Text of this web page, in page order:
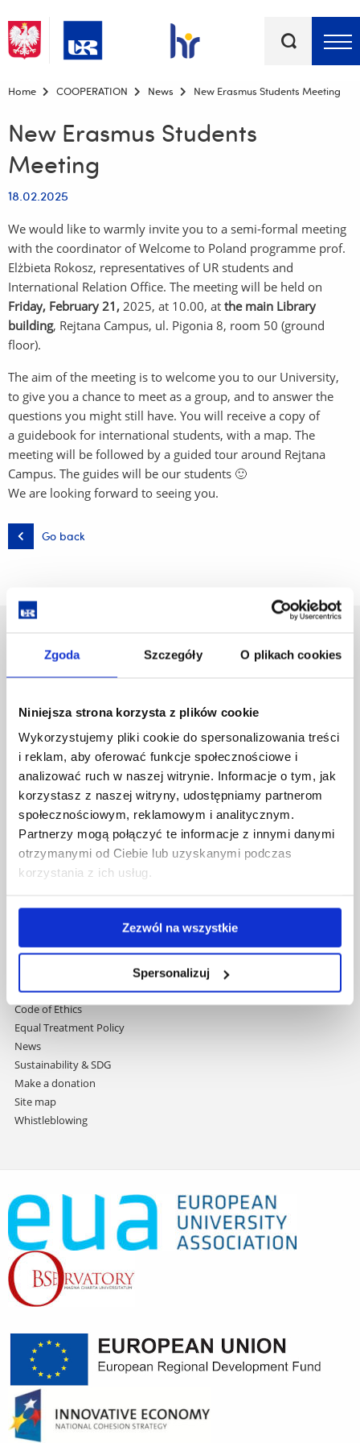
Zgoda Szczegóły O plikach cookies
Niniejsza strona korzysta z plików cookie
Wykorzystujemy pliki cookie do spersonalizowania treści
i reklam, aby oferować funkcje społecznościowe i
analizować ruch w naszej witrynie. Informacje o tym, jak
korzystasz z naszej witryny, udostępniamy partnerom
społecznościowym, reklamowym i analitycznym.
Partnerzy mogą połączyć te informacje z innymi danymi
otrzymanymi od Ciebie lub uzyskanymi podczas
korzystania z ich usług.
Zezwól na wszystkie
Spersonalizuj
Top bar menu
Home COOPERATION News New Erasmus Students Meeting
New Erasmus Students
Meeting
18.02.2025
We would like to warmly invite you to a semi-formal meeting
with the coordinator of Welcome to Poland programme prof.
Elżbieta Rokosz, representatives of UR students and
International Relation Office. The meeting will be held on
Friday, February 21, 2025, at 10.00, at the main Library
building, Rejtana Campus, ul. Pigonia 8, room 50 (ground
floor).
The aim of the meeting is to welcome you to our University,
to give you a chance to meet as a group, and to answer the
questions you might still have. You will receive a copy of
a guidebook for international students, with a map. The
meeting will be followed by a guided tour around Rejtana
Campus. The guides will be our students 🙂
We are looking forward to seeing you.
Go back
Al. Tadeusza Rejtana 16C
35-959 Rzeszów, Poland
Skip
navigation
Governance
Strategic Vision 2030
Faculties
Central Library
Doctoral School
Rzeszów University Press
University
Contact
Programmes Taught in English
Student Services
Media
Code of Ethics
Equal Treatment Policy
News
Sustainability & SDG
Make a donation
Site map
Whistleblowing